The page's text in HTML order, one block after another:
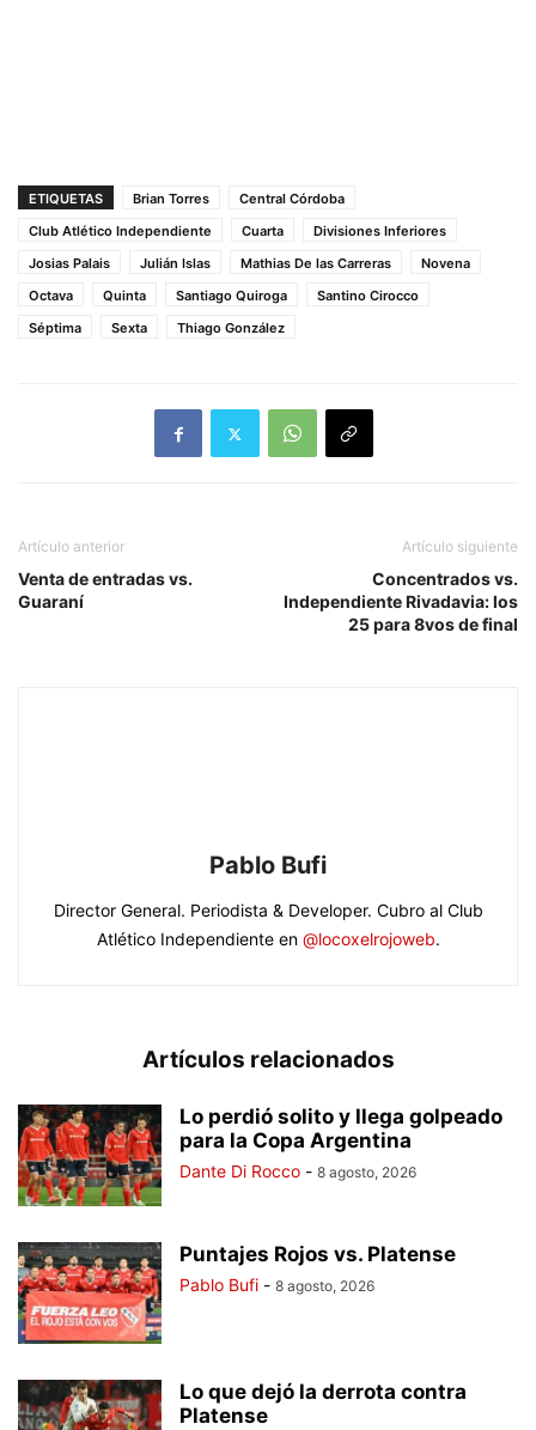
ETIQUETAS Brian Torres
Central Córdoba
Club Atlético Independiente
Cuarta
Divisiones Inferiores
Josias Palais
Julián Islas Mathias De las Carreras
Novena
Octava
Quinta Santiago Quiroga
Santino Cirocco
Séptima
Sexta Thiago González
Artículo anterior
Venta de entradas vs.
Guaraní
Artículo siguiente
Concentrados vs.
Independiente Rivadavia: los
25 para 8vos de final
Pablo Bufi
Director General. Periodista & Developer. Cubro al Club
Atlético Independiente en @locoxelrojoweb.
Artículos relacionados
Lo perdió solito y llega golpeado
para la Copa Argentina
Dante Di Rocco - 8 agosto, 2026
Puntajes Rojos vs. Platense
Pablo Bufi - 8 agosto, 2026
Lo que dejó la derrota contra
Platense